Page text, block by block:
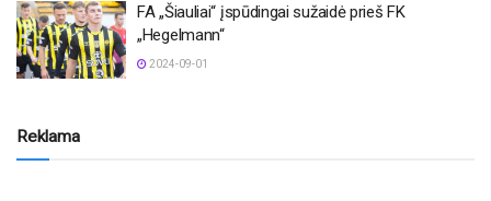
FA „Šiauliai“ įspūdingai sužaidė prieš FK
„Hegelmann“
2024-09-01
Reklama